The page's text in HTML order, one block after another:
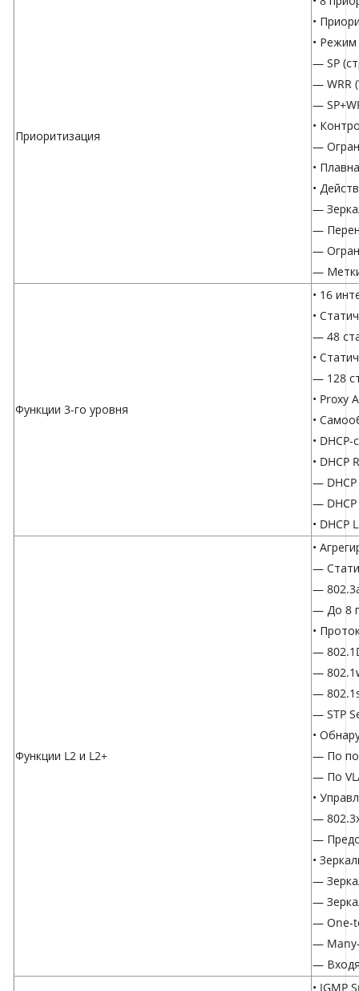
Приоритизация
•
•
— SP
— WRR
—
•
—
•
•
—
—
—
—
Функции 3-го уровня
• 16
•
— 48
•
— 128
• Proxy
•
• DHCP-
• DHCP
—
— DHCP
• DHCP
Функции L2 и L2+
•
—
—
— До 8
•
—
—
—
— STP
•
— По
— По
•
—
—
•
—
—
— One-
—
—
• IGMP